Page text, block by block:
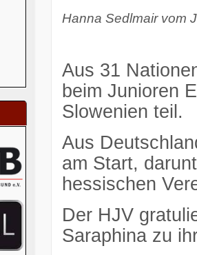
Hanna Sedlmair
Aus 31
beim Junioren
Slowenien teil.
Aus
am Start,
hessischen
Der HJV
Saraphina zu